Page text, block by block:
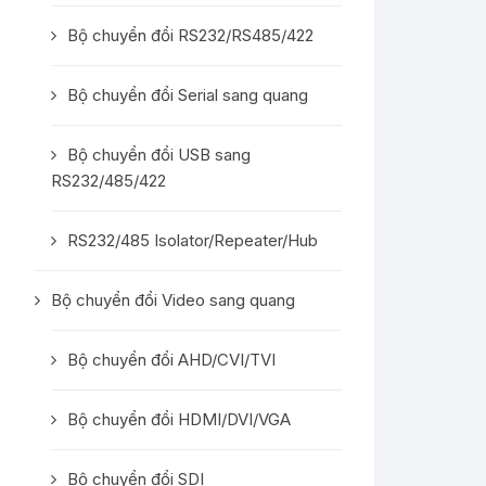
Bộ chuyển đổi RS232/RS485/422
Bộ chuyển đổi Serial sang quang
Bộ chuyển đổi USB sang
RS232/485/422
RS232/485 Isolator/Repeater/Hub
Bộ chuyển đổi Video sang quang
Bộ chuyển đổi AHD/CVI/TVI
Bộ chuyển đổi HDMI/DVI/VGA
Bộ chuyển đổi SDI